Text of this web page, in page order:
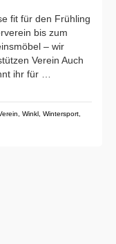
fit für den Frühling
bis zum
– wir
Verein Auch
ihr für …
Winkl Wintersport